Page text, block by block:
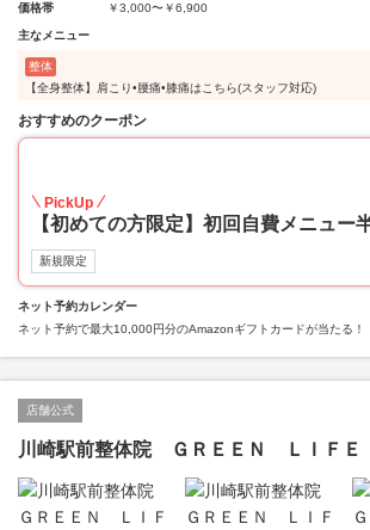
価格帯
￥3,000〜￥6,900
主なメニュー
整体
【全身整体】肩こり•腰痛•膝痛はこちら(スタッフ対応)
おすすめのクーポン
PickUp
【初めての方限定】初回自費メニュー
新規限定
ネット予約カレンダー
ネット予約で最大10,000円分のAmazonギフトカードが当たる！
店舗公式
川崎駅前整体院 ＧＲＥＥＮ ＬＩＦＥ